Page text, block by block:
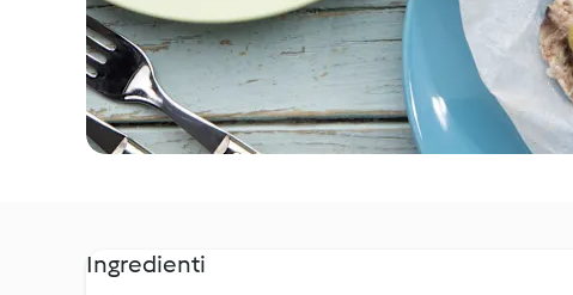
Ingredienti